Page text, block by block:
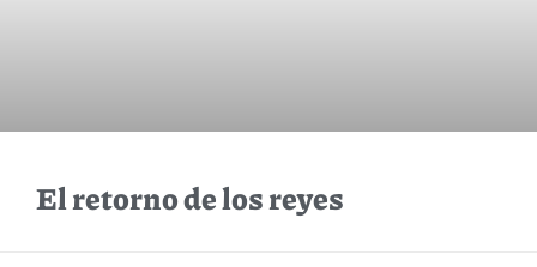
El retorno de los reyes